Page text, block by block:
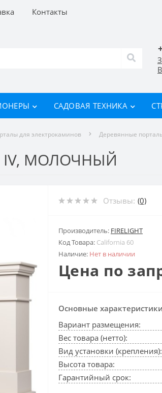
Контакты
САДОВАЯ ТЕХНИКА
для электрокаминов Деревянные
IV, МОЛОЧНЫЙ
Отзывы: (0)
Производитель: FIRELIGHT
Код Товара: California 60
Наличие: Нет в наличии
Цена по
Основные характеристики
Вариант размещения:
Вес товара (нетто):
Вид установки (крепления):
Высота товара:
Гарантийный срок: